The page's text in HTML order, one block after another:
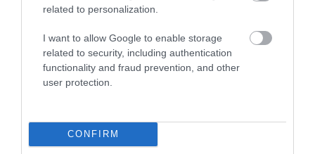
related to personalization.
I want to allow Google to enable storage
related to security, including authentication
functionality and fraud prevention, and other
user protection.
CONFIRM